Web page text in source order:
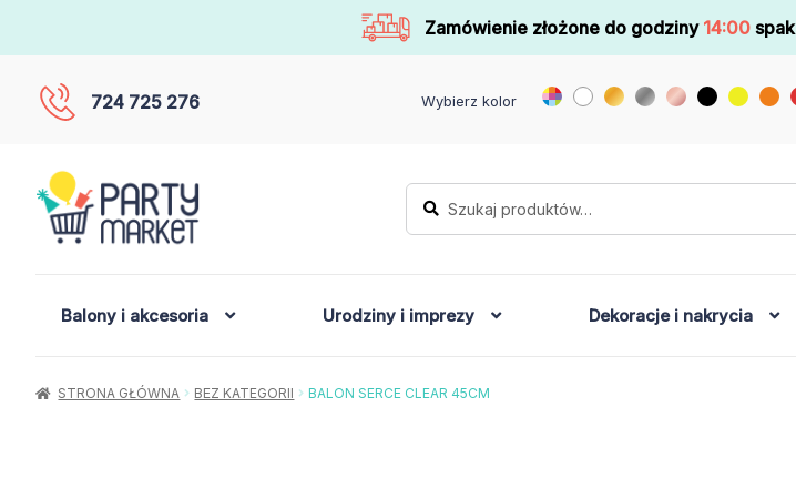
Zamówienie złożone do godziny 14:00
724 725 276 Wybierz kolor
Szukaj:
Szukaj
Balony i akcesoria Urodziny i imprezy Dekoracje i nakrycia
STRONA GŁÓWNA BEZ KATEGORII BALON SERCE CLEAR 45CM